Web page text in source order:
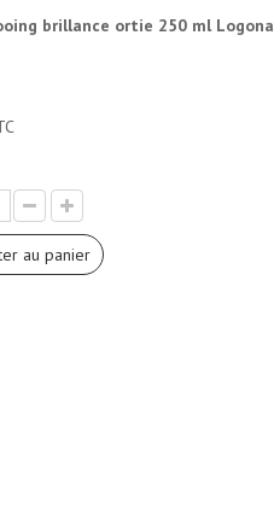
brillance ortie 250 ml Logona
au panier